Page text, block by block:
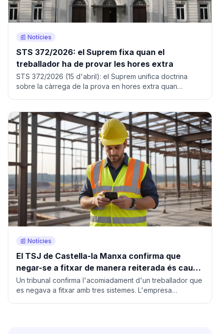
📰 Notícies
STS 372/2026: el Suprem fixa quan el
treballador ha de provar les hores extra
STS 372/2026 (15 d'abril): el Suprem unifica doctrina
sobre la càrrega de la prova en hores extra quan
📰 Notícies
El TSJ de Castella-la Manxa confirma que
negar-se a fitxar de manera reiterada és causa
d'acomiadament procedent
Un tribunal confirma l'acomiadament d'un treballador que
es negava a fitxar amb tres sistemes. L'empresa